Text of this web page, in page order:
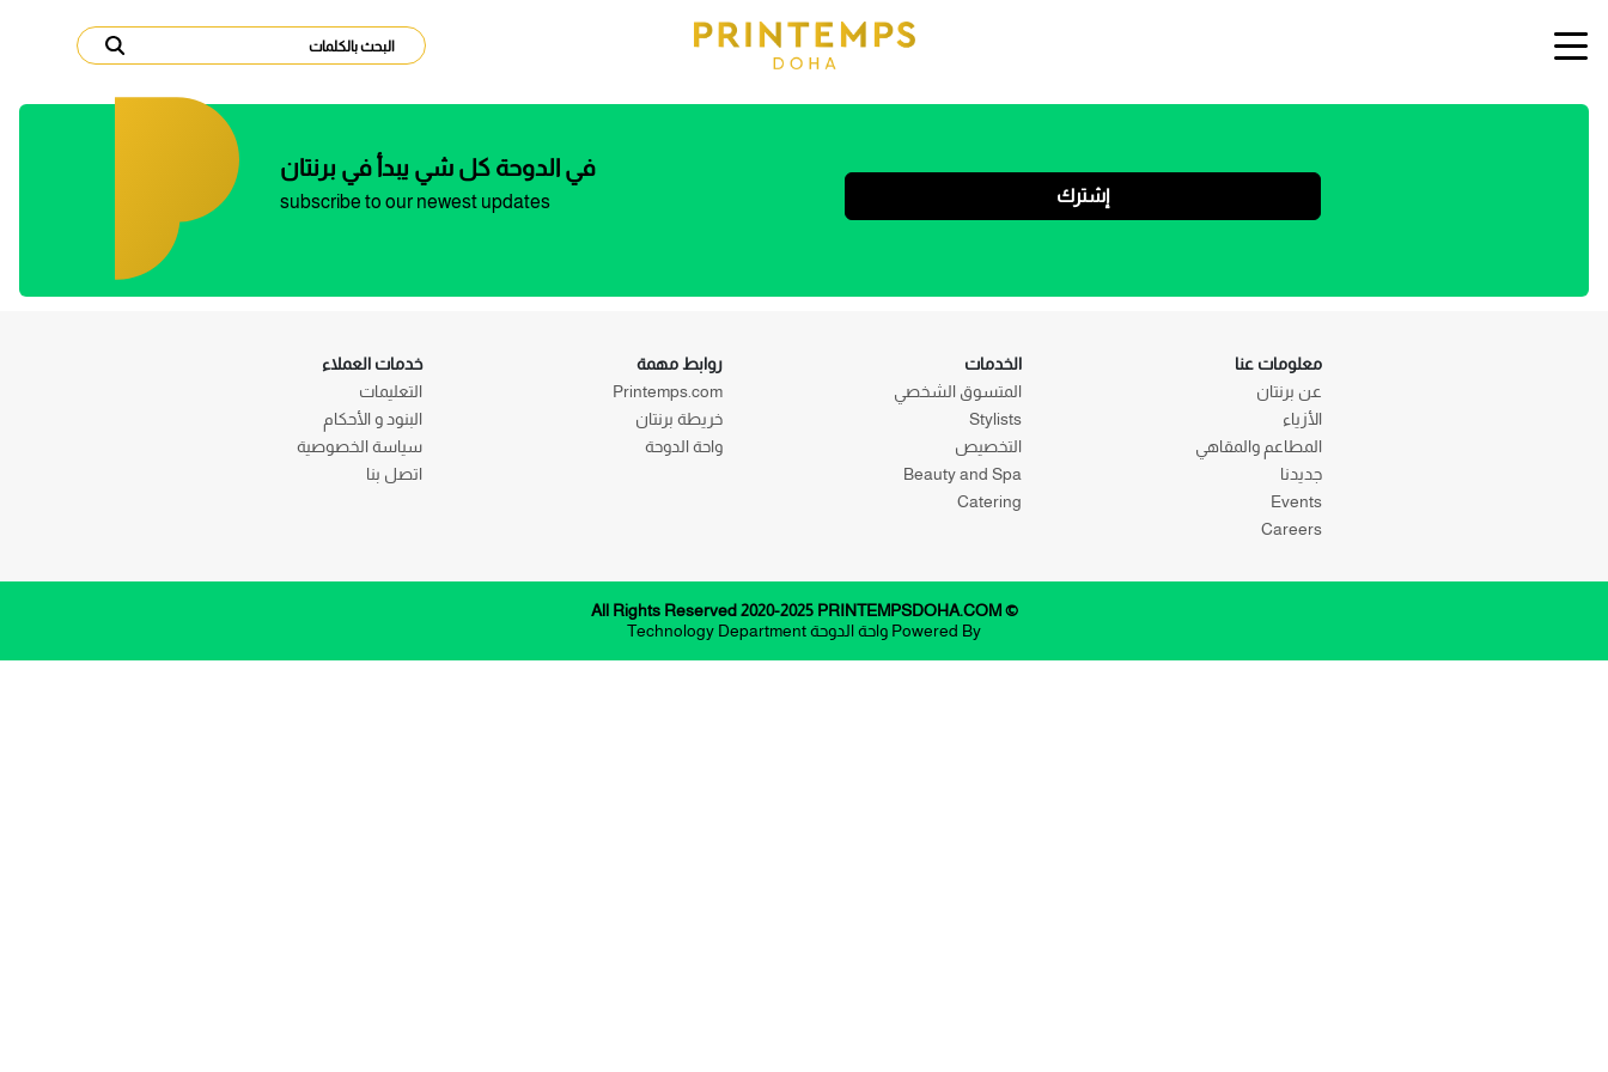
في الدوحة كل شي يبدأ في برنتان
subscribe to our newest updates إشترك
معلومات عنا
عن برنتان
الأزياء
المطاعم والمقاهي
جديدنا
Events
Careers
الخدمات
المتسوق الشخصي
Stylists
التخصيص
Beauty and Spa
Catering
روابط مهمة
Printemps.com
خريطة برنتان
واحة الدوحة
خدمات العملاء
التعليمات
البنود و الأحكام
سياسة الخصوصية
اتصل بنا
© All Rights Reserved 2020-2025 PRINTEMPSDOHA.COM
Powered By واحة الدوحة